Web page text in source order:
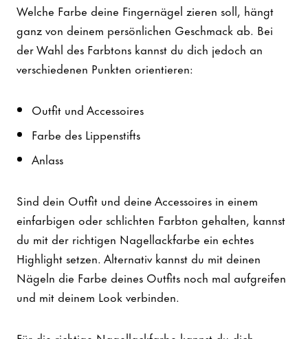
Welche Farbe deine Fingernägel zieren soll, hängt
ganz von deinem persönlichen Geschmack ab. Bei
der Wahl des Farbtons kannst du dich jedoch an
verschiedenen Punkten orientieren:
Outfit und Accessoires
Farbe des Lippenstifts
Anlass
Sind dein Outfit und deine Accessoires in einem
einfarbigen oder schlichten Farbton gehalten, kannst
du mit der richtigen Nagellackfarbe ein echtes
Highlight setzen. Alternativ kannst du mit deinen
Nägeln die Farbe deines Outfits noch mal aufgreifen
und mit deinem Look verbinden.